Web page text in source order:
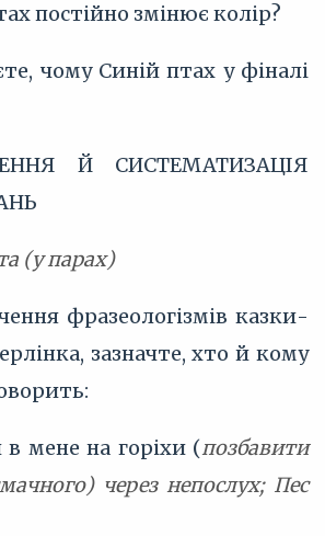
постійно змінює колір?
чому Синій птах у фіналі
Й СИСТЕМАТИЗАЦІЯ
(у парах)
фразеологізмів казки-
зазначте, хто й кому
мене на горіхи (позбавити
через непослух; Пес